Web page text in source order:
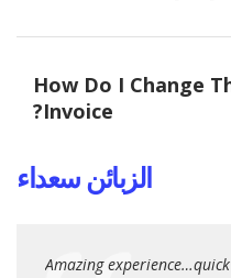
How Do I Change
Invoice?
الزبائن سعداء
Amazing